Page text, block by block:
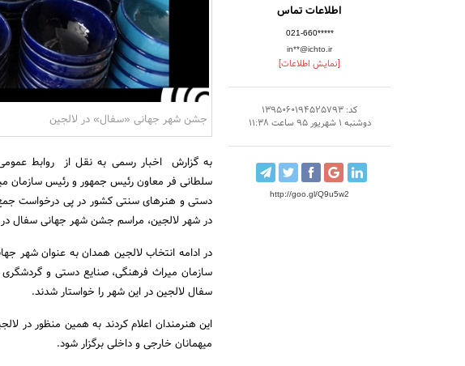
اطلاعات تماس
021-660*****
in**@ichto.ir
[نمایش اطلاعات]
کد: 1395060194525793
دوشنبه 1 شهریور 95 ساعت 11:38
http://goo.gl/Q9u5w2
جشن شهر جهانی «سفال» در لالجین
به گزارش اخبار رسمی به نقل از روابط
سلطانی فر معاون رئیس جمهور و رئیس سازمان
دستی و هنرهای سنتی کشور در پی درخواست
در شهر لالجین، مراسم جشن شهر جهانی سفال در
در ادامه انتخاب لالجین همدان به عنوان شهر
سازمان میراث فرهنگی، صنایع دستی و
سفال لالجین در این شهر را خواستار شدند.
این هنرمندان اعلام کردند به همین منظور در
میهمانان خارجی و داخلی برگزار شود.